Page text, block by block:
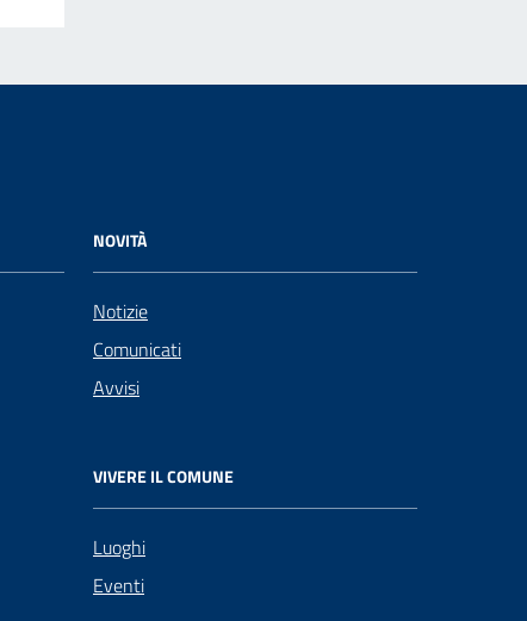
NOVITÀ
Notizie
Comunicati
Avvisi
VIVERE IL COMUNE
Luoghi
Eventi